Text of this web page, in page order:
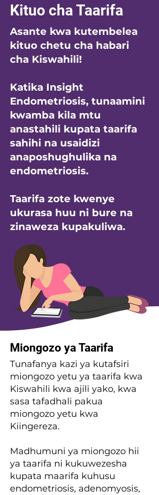
Kituo cha Taarifa
Asante kwa kutembelea
kituo chetu cha habari
cha Kiswahili!
Katika Insight
Endometriosis, tunaamini
kwamba kila mtu
anastahili kupata taarifa
sahihi na usaidizi
anaposhughulika na
endometriosis.
Taarifa zote kwenye
ukurasa huu ni bure na
zinaweza kupakuliwa.
Miongozo ya Taarifa
Tunafanya kazi ya kutafsiri
miongozo yetu ya taarifa kwa
Kiswahili kwa ajili yako, kwa
sasa tafadhali pakua
miongozo yetu kwa
Kiingereza.
Madhumuni ya miongozo hii
ya taarifa ni kukuwezesha
kupata maarifa kuhusu
endometriosis, adenomyosis,